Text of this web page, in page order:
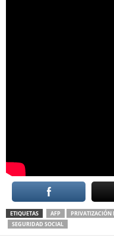
ETIQUETAS AFP PRIVATIZACIÓN
SEGURIDAD SOCIAL